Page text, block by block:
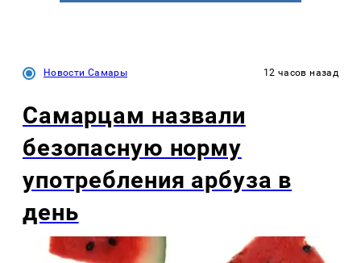
Новости Самары 12 часов назад
Самарцам назвали
безопасную норму
употребления арбуза в
день